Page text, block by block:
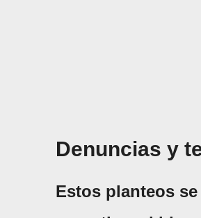
Denuncias y
Estos planteos